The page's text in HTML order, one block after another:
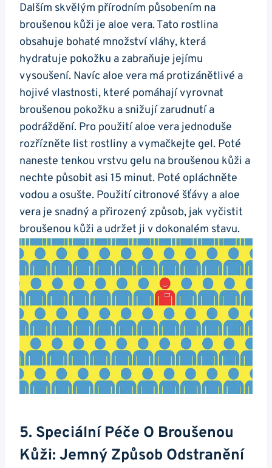
Dalším skvělým přírodním působením na
broušenou kůži je aloe vera. Tato rostlina
obsahuje bohaté množství vláhy, která​
hydratuje pokožku⁤ a ⁤zabraňuje​ jejímu
vysoušení. Navíc ​aloe vera má protizánětlivé a
hojivé vlastnosti, které pomáhají vyrovnat
broušenou pokožku a snižují zarudnutí a
podráždění.‍ Pro použití aloe ⁣vera ⁣jednoduše
rozřízněte ⁣list rostliny a vymačkejte gel. Poté
naneste tenkou vrstvu gelu na broušenou kůži a
nechte působit asi 15 minut.⁢ Poté opláchněte
vodou a osušte. Použití citronové šťávy ⁢a⁣ aloe
⁢vera⁢ je snadný a přirozený způsob, jak vyčistit
⁢broušenou kůži a udržet ji ⁢v dokonalém⁤ stavu.
5. Speciální Péče O Broušenou
Kůži: Jemný Způsob‍ Odstranění